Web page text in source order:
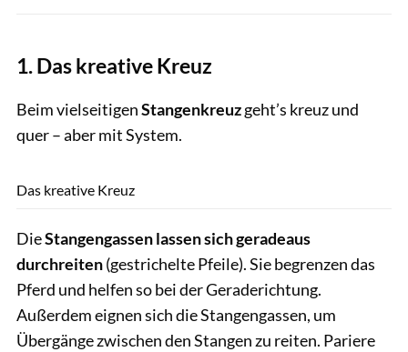
1. Das kreative Kreuz
Beim vielseitigenStangenkreuzgeht’s kreuz und
quer – aber mit System.
Das kreative Kreuz
DieStangengassen lassen sich geradeaus
durchreiten(gestrichelte Pfeile). Sie begrenzen das
Pferd und helfen so bei der Geraderichtung.
Außerdem eignen sich die Stangengassen, um
Übergänge zwischen den Stangen zu reiten. Pariere